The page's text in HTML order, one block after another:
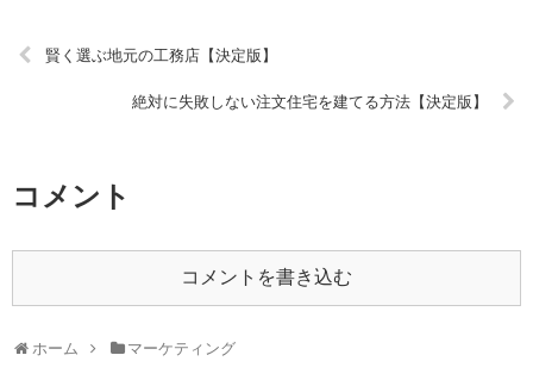
賢く選ぶ地元の工務店【決定版】
絶対に失敗しない注文住宅を建てる方法【決定版】
コメント
コメントを書き込む
ホーム マーケティング